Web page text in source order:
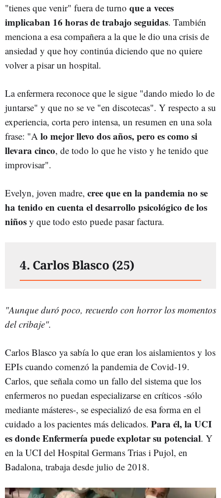
"tienes que venir" fuera de turno que a veces
implicaban 16 horas de trabajo seguidas. También
menciona a esa compañera a la que le dio una crisis de
ansiedad y que hoy continúa diciendo que no quiere
volver a pisar un hospital.
La enfermera reconoce que le sigue "dando miedo lo de
juntarse" y que no se ve "en discotecas". Y respecto a su
experiencia, corta pero intensa, un resumen en una sola
frase: "A lo mejor llevo dos años, pero es como si
llevara cinco, de todo lo que he visto y he tenido que
improvisar".
Evelyn, joven madre, cree que en la pandemia no se
ha tenido en cuenta el desarrollo psicológico de los
niños y que todo esto puede pasar factura.
4. Carlos Blasco (25)
"Aunque duró poco, recuerdo con horror los momentos
del cribaje".
Carlos Blasco ya sabía lo que eran los aislamientos y los
EPIs cuando comenzó la pandemia de Covid-19.
Carlos, que señala como un fallo del sistema que los
enfermeros no puedan especializarse en críticos -sólo
mediante másteres-, se especializó de esa forma en el
cuidado a los pacientes más delicados. Para él, la UCI
es donde Enfermería puede explotar su potencial. Y
en la UCI del Hospital Germans Trias i Pujol, en
Badalona, trabaja desde julio de 2018.